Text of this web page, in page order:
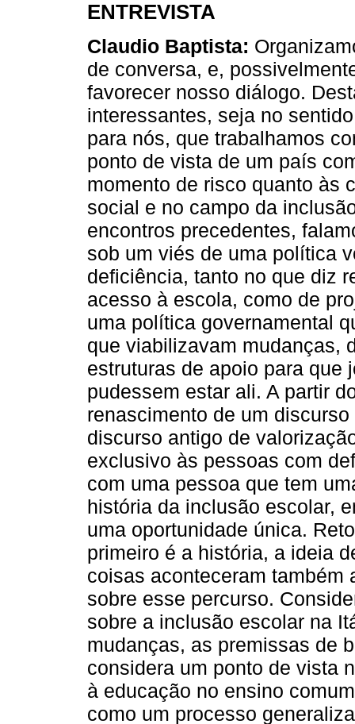
ENTREVISTA
Claudio Baptista:
de conversa, e,
favorecer nosso diálogo.
interessantes, seja no
para nós, que trabalhamos
ponto de vista de um país
momento de risco quanto às
social e no campo da
encontros precedentes,
sob um viés de uma política
deficiência, tanto no que diz
acesso à escola, como de
uma política governamental
que viabilizavam mudanças,
estruturas de apoio para que
pudessem estar ali. A partir
renascimento de um
discurso antigo de
exclusivo às pessoas com
com uma pessoa que tem
história da inclusão escolar,
uma oportunidade única.
primeiro é a história, a ideia
coisas aconteceram também
sobre esse percurso.
sobre a inclusão escolar na
mudanças, as premissas de
considera um ponto de vista
à educação no ensino
como um processo